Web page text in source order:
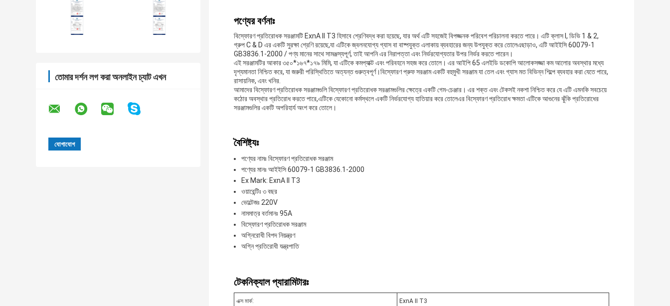
তোমার দর্শন লগ করা অনলাইন চ্যাট এখন
পণ্যের বর্ণনাঃ
বিস্ফোরণ প্রতিরোধক সরঞ্জামটি ExnA II T3 হিসাবে শ্রেণিবদ্ধ করা হয়েছে, যার অর্থ এটি সহজেই বিপজ্জনক পরিবেশ পরিচালনা করতে পারে। এটি ক্লাস I, ডিভি 1 & 2,
গ্রুপ C & D এর একটি সুরক্ষা শ্রেণি রয়েছে,যা এটিকে জ্বলনযোগ্য গ্যাস বা বাষ্পযুক্ত এলাকায় ব্যবহারের জন্য উপযুক্ত করে তোলেএছাড়াও, এটি আইইসি 60079-1
GB3836.1-2000 / পণ্য মানের সাথে সামঞ্জস্যপূর্ণ, তাই আপনি এর নিরাপত্তা এবং নির্ভরযোগ্যতার উপর নির্ভর করতে পারেন।
এই সরঞ্জামটির আকার ৩৫০*১৬৭*১৭৯ মিমি, যা এটিকে কমপ্যাক্ট এবং পরিবহনে সহজ করে তোলে। এর আইপি 65 এলইডি ডকোপি আলোকসজ্জা কম আলোর অবস্থার মধ্যে
দৃশ্যমানতা নিশ্চিত করে, যা জরুরী পরিস্থিতিতে অত্যন্ত গুরুত্বপূর্ণ।বিস্ফোরণ প্রুফ সরঞ্জাম একটি বহুমুখী সরঞ্জাম যা তেল এবং গ্যাস মত বিভিন্ন শিল্পে ব্যবহার করা যেতে পারে,
রাসায়নিক, এবং খনির.
আমাদের বিস্ফোরণ প্রতিরোধক সরঞ্জামগুলি বিস্ফোরণ প্রতিরোধক সরঞ্জামগুলির ক্ষেত্রে একটি গেম-চেঞ্জার। এর শক্ত এবং টেকসই নকশা নিশ্চিত করে যে এটি এমনকি সবচেয়ে
কঠোর অবস্থার প্রতিরোধ করতে পারে,এটিকে যেকোনো কর্মস্থলে একটি নির্ভরযোগ্য হাতিয়ার করে তোলেএর বিস্ফোরণ প্রতিরোধ ক্ষমতা এটিকে আগুনের ঝুঁকি প্রতিরোধের
সরঞ্জামগুলির একটি অপরিহার্য অংশ করে তোলে।
বৈশিষ্ট্যঃ
পণ্যের নামঃ বিস্ফোরণ প্রতিরোধক সরঞ্জাম
পণ্যের মানঃ আইইসি 60079-1 GB3836.1-2000
Ex Mark: ExnA II T3
ওয়ারেন্টিঃ ৩ বছর
ভোল্টেজঃ 220V
নামমাত্র বর্তমানঃ 95A
বিস্ফোরণ প্রতিরোধক সরঞ্জাম
অগ্নিরোধী বিপদ নিয়ন্ত্রণ
অগ্নি প্রতিরোধী যন্ত্রপাতি
টেকনিক্যাল প্যারামিটারঃ
এক্স মার্ক: ExnA II T3